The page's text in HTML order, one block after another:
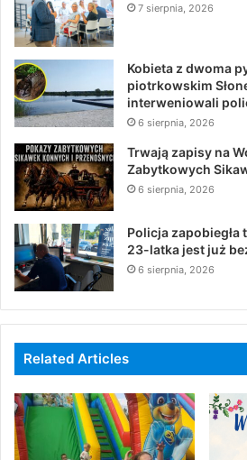
7 sierpnia, 2026
Kobieta z dwoma
piotrkowskim
interweniowali
6 sierpnia, 2026
Trwają zapisy na
Zabytkowych
6 sierpnia, 2026
Policja
23-latka jest już
6 sierpnia, 2026
Related Articles